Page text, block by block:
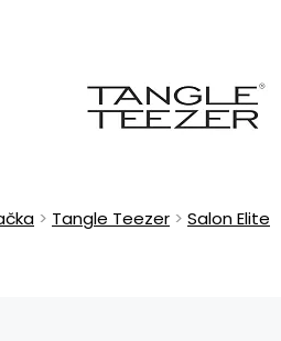
Tangle Teezer Salon Elite